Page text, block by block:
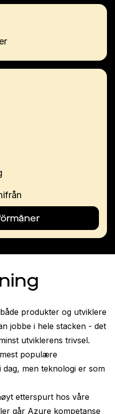
produkter og utviklere
jobbe i hele stacken - det
utviklerens trivsel.
populære
men teknologi er som
etterspurt hos våre
går Azure kompetanse